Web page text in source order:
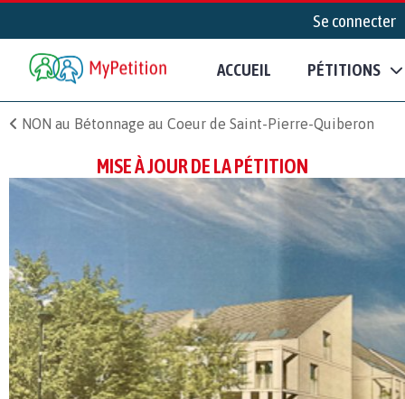
Se connecter
ACCUEIL PÉTITIONS
NON au Bétonnage au Coeur de Saint-Pierre-Quiberon
MISE À JOUR DE LA PÉTITION